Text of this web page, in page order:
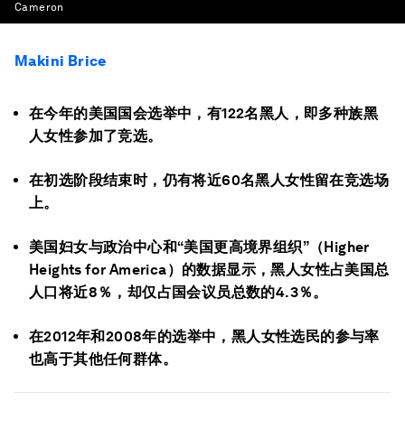
Cameron
Makini Brice
在今年的美国国会选举中，有122名黑人，即多种族黑
人女性参加了竞选。
在初选阶段结束时，仍有将近60名黑人女性留在竞选场
上。
美国妇女与政治中心和“美国更高境界组织”（Higher
Heights for America）的数据显示，黑人女性占美国总
人口将近8％，却仅占国会议员总数的4.3％。
在2012年和2008年的选举中，黑人女性选民的参与率
也高于其他任何群体。